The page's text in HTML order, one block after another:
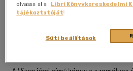
Kívánságlistához adom
Mentofaktúra Kiadó|2010 magyar
olvassa el a
Libri Könyvkereskedelmi
tájékoztatóját!
Süti beállítások